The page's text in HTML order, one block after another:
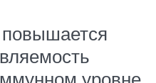
повышается